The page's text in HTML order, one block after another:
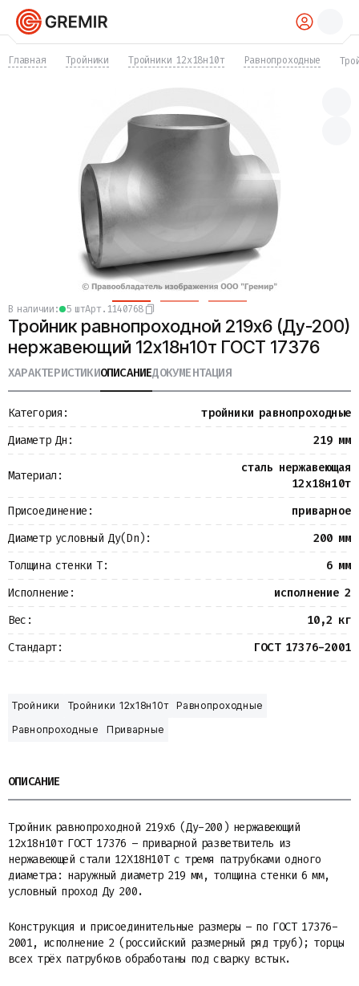
Переходы
Тройники
Задвижки
Затворы
Клапаны
Компенсаторы
Фасонные части
Крепеж
Прокладки и уплотнения
Теплоизоляция
Металлопрокат
Измерительные приборы
Баки
Детали трубопроводов
Водомерные узлы
Запорная арматура
Главная Тройники Тройники 12х18н10т Равнопроходные
в наличии: 5 штАрт. 1140768
Тройник равнопроходной 219х6 (Ду-200)
нержавеющий 12х18н10т ГОСТ 17376
ХАРАКТЕРИСТИКИОПИСАНИЕДОКУМЕНТАЦИЯ
Категория:
тройники равнопроходные
Диаметр Дн:
219 мм
Материал:
сталь нержавеющая
12х18н10т
Присоединение:
приварное
Диаметр условный Ду(Dn):
200 мм
Толщина стенки Т:
6 мм
Исполнение:
исполнение 2
Вес:
10,2 кг
Стандарт:
ГОСТ 17376-2001
Тройники Тройники 12х18н10т
Равнопроходные
Равнопроходные
Приварные
ОПИСАНИЕ
Тройник равнопроходной 219х6 (Ду-200) нержавеющий
12х18н10т ГОСТ 17376 – приварной разветвитель из
нержавеющей стали 12Х18Н10Т с тремя патрубками одного
диаметра: наружный диаметр 219 мм, толщина стенки 6 мм,
условный проход Ду 200.
Конструкция и присоединительные размеры – по ГОСТ 17376-
2001, исполнение 2 (российский размерный ряд труб); торцы
всех трёх патрубков обработаны под сварку встык.